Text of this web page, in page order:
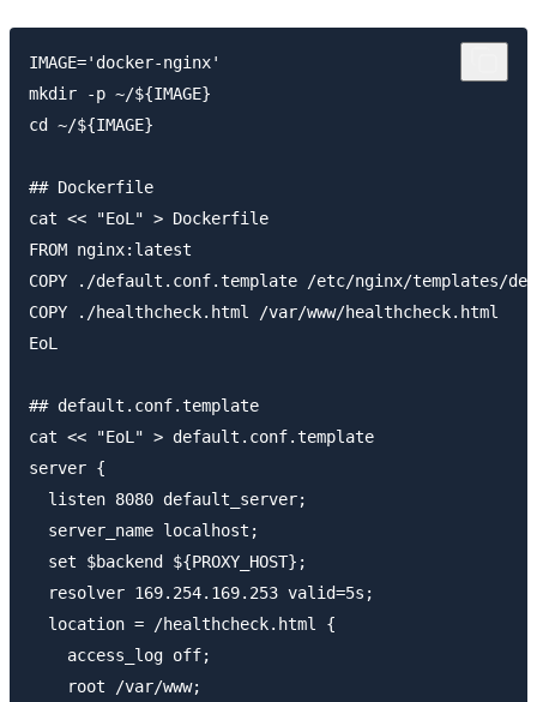
IMAGE='docker-nginx'
mkdir -p ~/${IMAGE}
cd ~/${IMAGE}
## Dockerfile
cat << "EoL" > Dockerfile
FROM nginx:latest
COPY ./default.conf.template /etc/nginx/templates/
COPY ./healthcheck.html /var/www/healthcheck.html
EoL
## default.conf.template
cat << "EoL" > default.conf.template
server {
  listen 8080 default_server;
  server_name localhost;
  set $backend ${PROXY_HOST};
  resolver 169.254.169.253 valid=5s;
  location = /healthcheck.html {
    access_log off;
    root /var/www;